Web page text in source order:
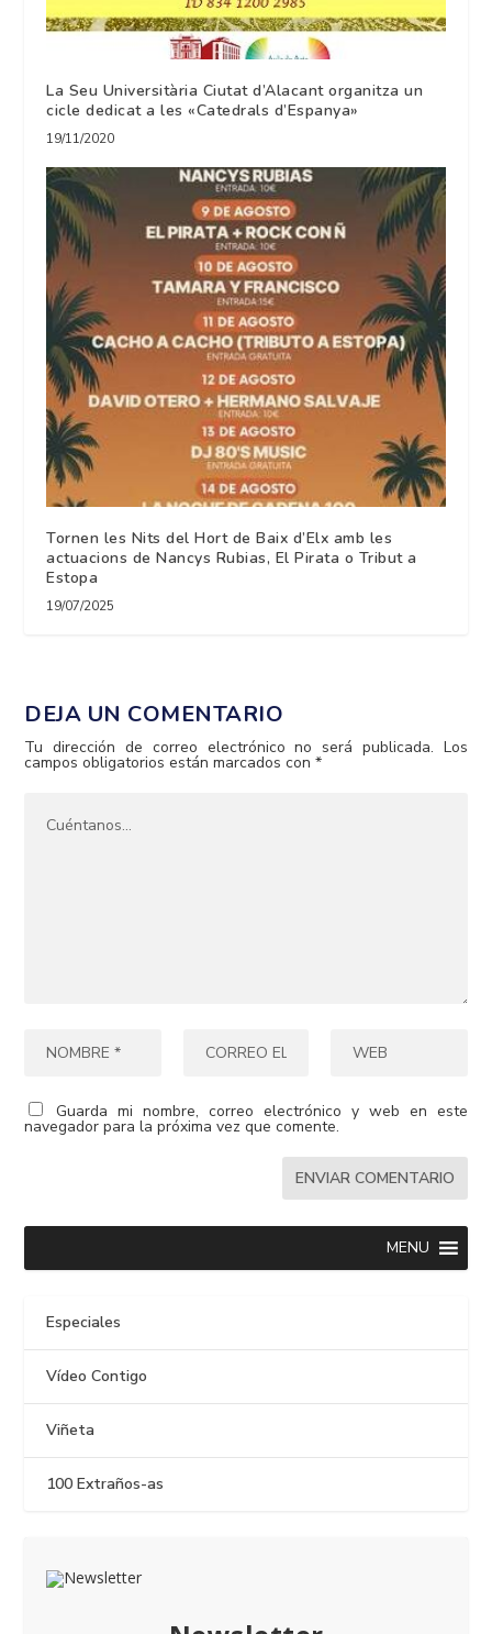
La Seu Universitària Ciutat d’Alacant organitza un
cicle dedicat a les «Catedrals d’Espanya»
19/11/2020
Tornen les Nits del Hort de Baix d’Elx amb les
actuacions de Nancys Rubias, El Pirata o Tribut a
Estopa
19/07/2025
DEJA UN COMENTARIO
Tu dirección de correo electrónico no será publicada. Los
campos obligatorios están marcados con*
Guarda mi nombre, correo electrónico y web en este
navegador para la próxima vez que comente.
MENU
Especiales
Vídeo Contigo
Viñeta
100 Extraños-as